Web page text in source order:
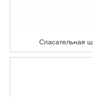
Спасательная